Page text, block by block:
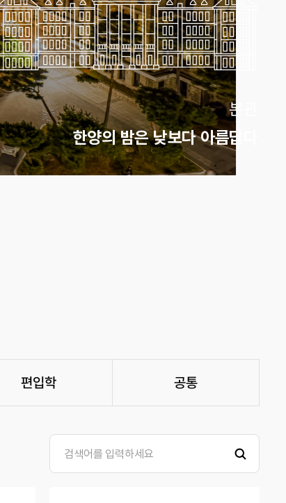
본관
한양의 밤은 낮보다 아름답다
편입학 공통